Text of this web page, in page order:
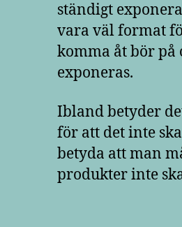
ständigt
vara väl format
komma åt bör på
exponeras.
Ibland betyder
för att det inte
betyda att man
produkter inte